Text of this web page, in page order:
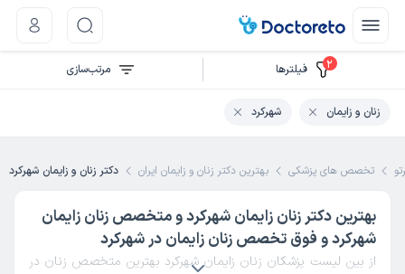
تخصص های پزشکی بهترین دکتر زنان و زایمان ایران دکتر زنان و زایمان شهرکرد
بهترین دکتر زنان زایمان شهرکرد و متخصص زنان زایمان
شهرکرد و فوق تخصص زنان زایمان در شهرکرد
از بین لیست پزشکان زنان زایمان شهرکرد بهترین متخصص زنان در
2 فیلتر‌ها مرتب‌سازی
زنان و زایمان شهرکرد